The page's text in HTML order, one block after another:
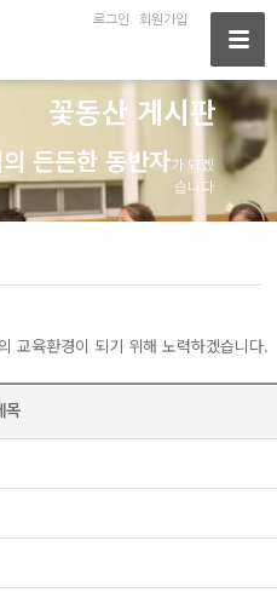
로그인 회원가입
꽃동산 게시판
든든한 동반자가 되겠
습니다
교육환경이 되기 위해 노력하겠습니다.
목